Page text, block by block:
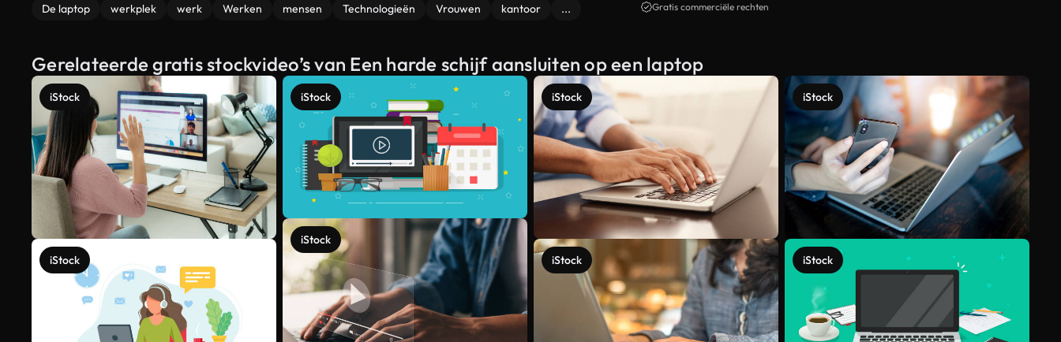
De laptop werkplek werk Werken mensen Technologieën Vrouwen kantoor ... Gratis commerciële rechten
Gerelateerde gratis stockvideo’s van Een harde schijf aansluiten op een laptop
iStock
iStock
iStock
iStock
iStock
iStock
iStock
iStock